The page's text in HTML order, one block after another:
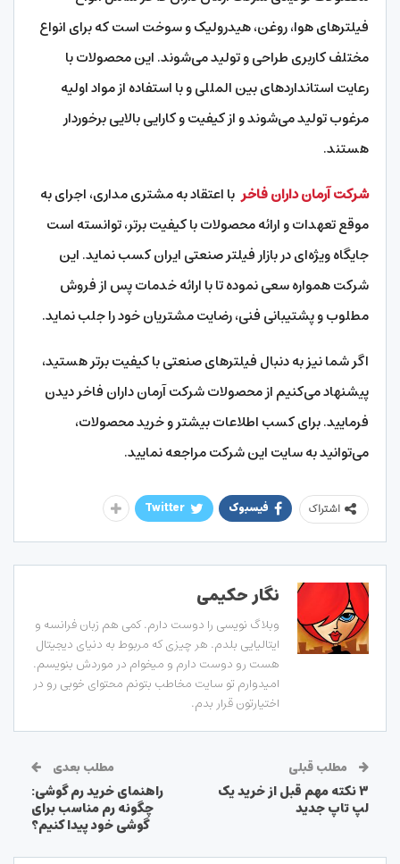
فیلترهای هوا، روغن، هیدرولیک و سوخت است که برای انواع
مختلف کاربری طراحی و تولید می‌شوند. این محصولات با
رعایت استانداردهای بین المللی و با استفاده از مواد اولیه
مرغوب تولید می‌شوند و از کیفیت و کارایی بالایی برخوردار
هستند.
شرکت آرمان داران فاخر با اعتقاد به مشتری مداری، اجرای به
موقع تعهدات و ارائه محصولات با کیفیت برتر، توانسته است
جایگاه ویژه‌ای در بازار فیلتر صنعتی ایران کسب نماید. این
شرکت همواره سعی نموده تا با ارائه خدمات پس از فروش
مطلوب و پشتیبانی فنی، رضایت مشتریان خود را جلب نماید.
اگر شما نیز به دنبال فیلترهای صنعتی با کیفیت برتر هستید،
پیشنهاد می‌کنیم از محصولات شرکت آرمان داران فاخر دیدن
فرمایید. برای کسب اطلاعات بیشتر و خرید محصولات،
می‌توانید به سایت این شرکت مراجعه نمایید.
اشتراک فیسبوک Twitter
نگار حکیمی
وبلاگ نویسی را دوست دارم. کمی هم زبان فرانسه و
ایتالیایی بلدم. هر چیزی که مربوط به دنیای دیجیتال
هست رو دوست دارم و میخوام در موردش بنویسم.
امیدوارم تو سایت مخاطب بتونم محتوای خوبی رو در
اختیارتون قرار بدم.
مطلب قبلی
۳ نکته مهم قبل از خرید یک
لپ تاپ جدید
مطلب بعدی
راهنمای خرید رم گوشی:
چگونه رم مناسب برای
گوشی خود پیدا کنیم؟